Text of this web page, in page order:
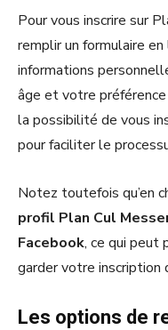
Pour vous inscrire sur
remplir un formulaire
informations
âge et votre
la possibilité de vous
pour faciliter le
Notez toutefois qu’en
profil Plan Cul
Facebook, ce qui peut
garder votre inscription
Les options de